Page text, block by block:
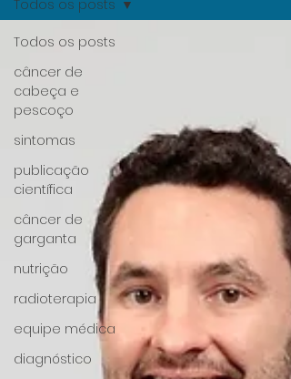
Todos os posts
câncer de
cabeça e
pescoço
sintomas
publicação
científica
câncer de
garganta
nutrição
radioterapia
equipe médica
diagnóstico
Todos os posts